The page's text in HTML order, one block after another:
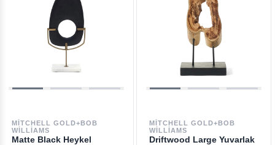
MITCHELL GOLD+BOB
WILLIAMS
Matte Black Heykel
MITCHELL GOLD+BOB
WILLIAMS
Driftwood Large Yuvarlak